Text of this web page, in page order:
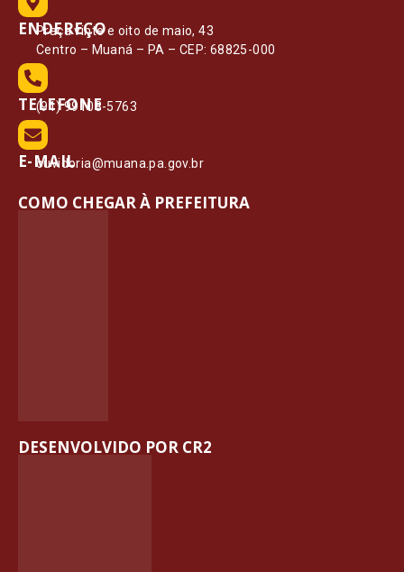
ENDEREÇO
Praça vinte e oito de maio, 43
Centro – Muaná – PA – CEP: 68825-000
TELEFONE
(91) 99108-5763
E-MAIL
ouvidoria@muana.pa.gov.br
COMO CHEGAR À PREFEITURA
DESENVOLVIDO POR CR2